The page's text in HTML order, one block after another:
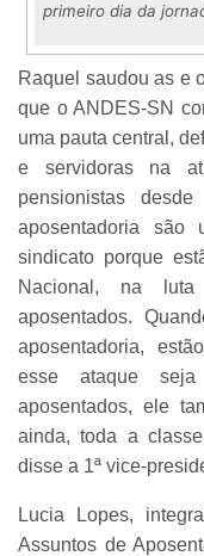
primeiro dia da
Raquel saudou as e
que o ANDES-SN
uma pauta central,
e servidoras na
pensionistas
aposentadoria são
sindicato porque
Nacional, na
aposentados.
aposentadoria,
esse ataque seja
aposentados, ele
ainda, toda a
disse a 1ª vice-
Lucia Lopes,
Assuntos de